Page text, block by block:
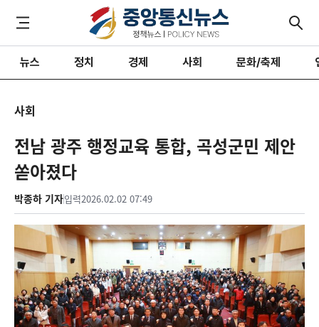
뉴스 정치 경제 사회 문화/축제
사회
전남 광주 행정교육 통합, 곡성군민 제안
쏟아졌다
박종하 기자입력2026.02.02 07:49